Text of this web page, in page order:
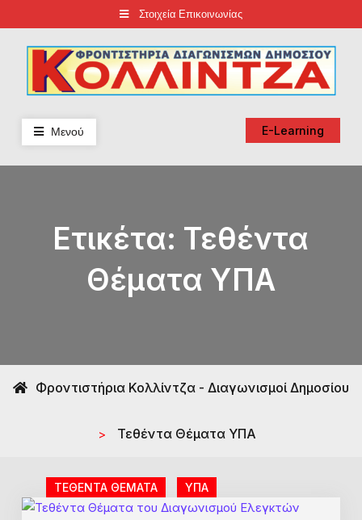
to
content
Στοιχεία Επικοινωνίας
Φροντιστήρια Κολλίντζα – Διαγωνισμοί Δημοσίου
ΕΣΔΔΑ – ΑΣΕΠ – ΑΑΔΕ – ΕΣΔΙ – ΥΠΕΞ
Μενού E-Learning
Ετικέτα: Τεθέντα
Θέματα ΥΠΑ
Φροντιστήρια Κολλίντζα - Διαγωνισμοί Δημοσίου
> Τεθέντα Θέματα ΥΠΑ
ΤΕΘΕΝΤΑ ΘΕΜΑΤΑ ΥΠΑ